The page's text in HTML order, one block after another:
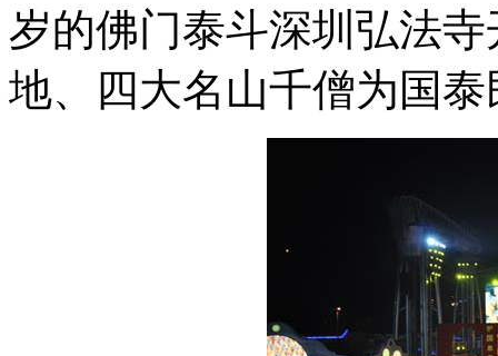
岁的佛门泰斗深圳弘法
地、四大名山千僧为国